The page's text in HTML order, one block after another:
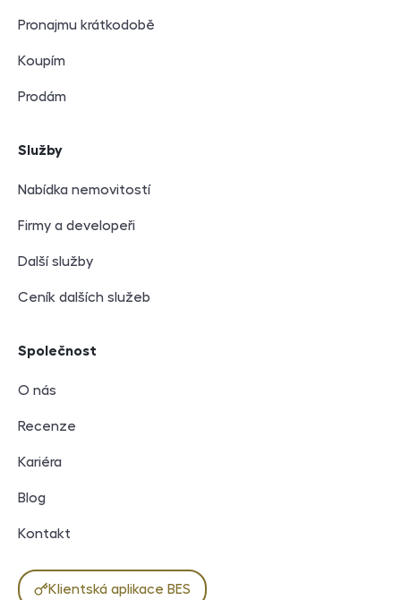
Pronajmu krátkodobě
Koupím
Prodám
Služby
Nabídka nemovitostí
Firmy a developeři
Další služby
Ceník dalších služeb
Společnost
O nás
Recenze
Kariéra
Blog
Kontakt
Klientská aplikace BES